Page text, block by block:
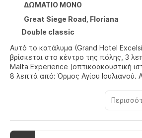
ΔΩΜΑΤΙΟ ΜΟΝΟ
Great Siege Road, Floriana
Double classic
Αυτό το κατάλυμα (Grand Hotel
βρίσκεται στο κέντρο της πόλης, 3
Malta Experience (οπτικοακουστική
8 λεπτά από: Όρμος Αγίου Ιουλιανού. Αυτό το ξενοδοχείο
οποίο προσφέρει μασάζ, θεραπείες
και θεραπείες περιποίησης